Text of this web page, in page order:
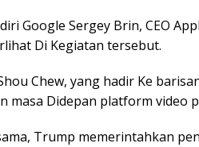
Google Sergey Brin, CEO
Di Kegiatan tersebut.
Chew, yang hadir Ke
masa Didepan platform video
Trump memerintahkan